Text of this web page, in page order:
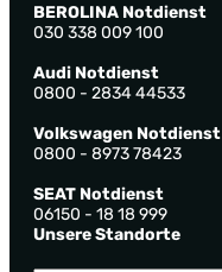
BEROLINA Notdienst
030 338 009 100
Audi Notdienst
0800 - 2834 44533
Volkswagen Notdienst
0800 - 8973 78423
SEAT Notdienst
06150 - 18 18 999
Unsere Standorte